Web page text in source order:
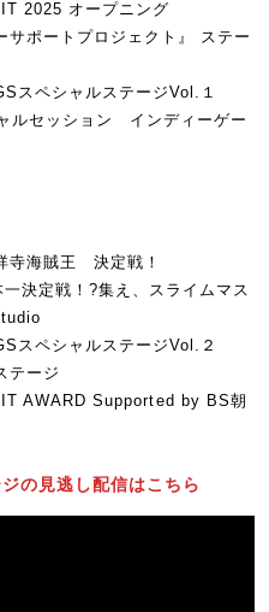
2025 オープニング
ポートプロジェクト』 ステー
スペシャルステージVol.１
ルセッション インディーゲー
寺海賊王 決定戦！
決定戦！?集え、スライムマス
スペシャルステージVol.２
テージ
AWARD Supported by BS朝
の見逃し配信はこちら